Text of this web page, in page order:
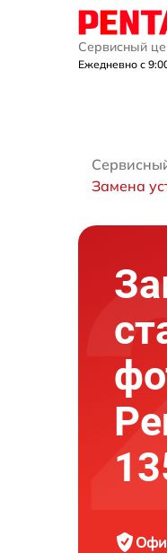
Сервисный
Ежедневно с
Замена